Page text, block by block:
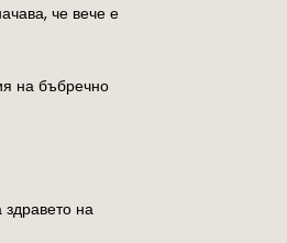
че вече е
на бъбречно
на